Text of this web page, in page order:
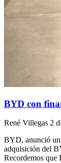
BYD con
René Villegas 2
BYD, anunció
adquisición del
Recordemos que